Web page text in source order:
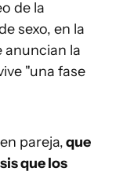
de la
sexo, en la
anuncian la
"una fase
pareja,que
que los